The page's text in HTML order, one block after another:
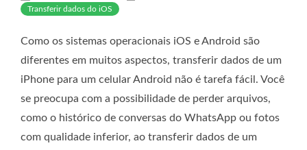
Transferir dados do iOS
Como os sistemas operacionais iOS e Android são
diferentes em muitos aspectos, transferir dados de um
iPhone para um celular Android não é tarefa fácil. Você
se preocupa com a possibilidade de perder arquivos,
como o histórico de conversas do WhatsApp ou fotos
com qualidade inferior, ao transferir dados de um